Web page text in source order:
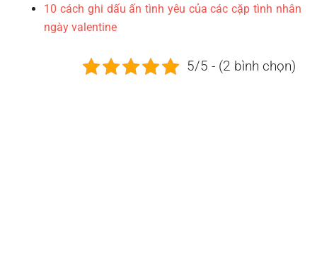
10 cách ghi dấu ấn tình yêu của các cặp tình nhân
ngày valentine
5/5 - (2 bình chọn)